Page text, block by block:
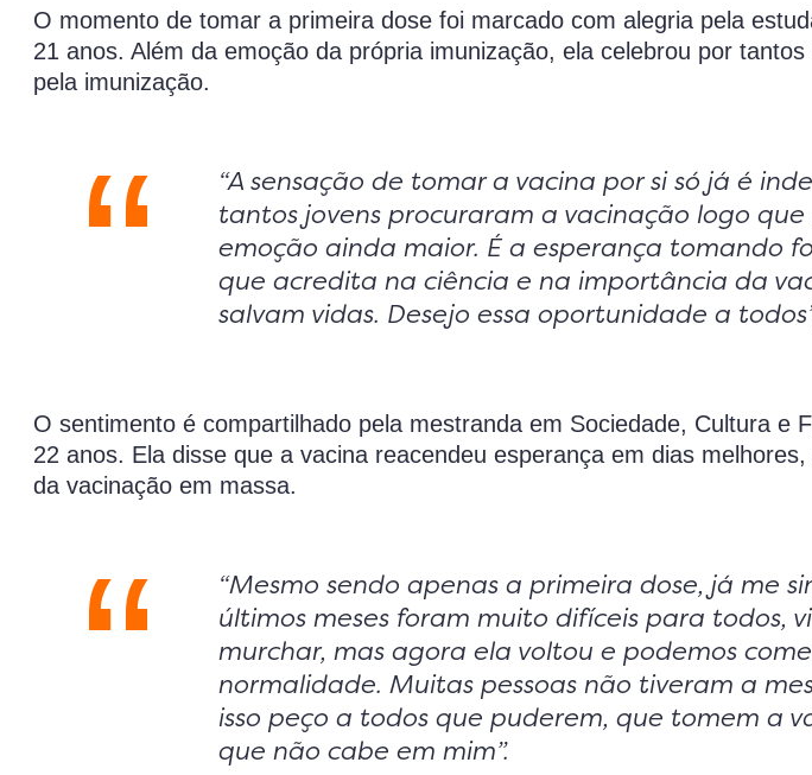
O momento de tomar a primeira dose foi marcado com alegria pela
21 anos. Além da emoção da própria imunização, ela celebrou por
pela imunização.
“A sensação de tomar a vacina por si só já é
tantos jovens procuraram a vacinação logo
emoção ainda maior. É a esperança tomando
que acredita na ciência e na importância da
salvam vidas. Desejo essa oportunidade a
O sentimento é compartilhado pela mestranda em Sociedade, Cultura e
22 anos. Ela disse que a vacina reacendeu esperança em dias
da vacinação em massa.
“Mesmo sendo apenas a primeira dose, já me
últimos meses foram muito difíceis para todos,
murchar, mas agora ela voltou e podemos
normalidade. Muitas pessoas não tiveram a
isso peço a todos que puderem, que tomem a
que não cabe em mim”.